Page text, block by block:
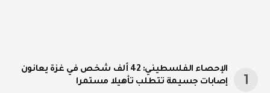
الإحصاء الفلسطيني: 42 ألف شخص في غزة يعانون
إصابات جسيمة تتطلب تأهيلا مستمرا